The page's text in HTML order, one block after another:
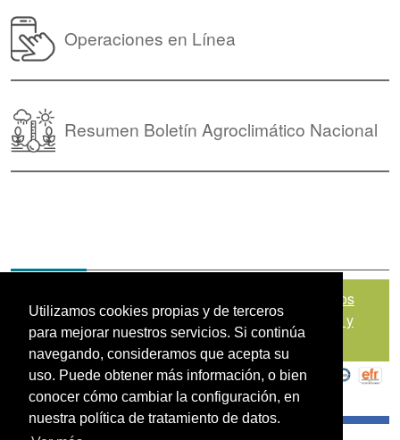
Utilizamos cookies propias y de terceros
para mejorar nuestros servicios. Si continúa
navegando, consideramos que acepta su
uso. Puede obtener más información, o bien
conocer cómo cambiar la configuración, en
nuestra política de tratamiento de datos.
Operaciones en Línea
Resumen Boletín Agroclimático Nacional
Política de Tratamiento de Datos
Personales|Políticas de Seguridad, Términos y
Condiciones de Uso